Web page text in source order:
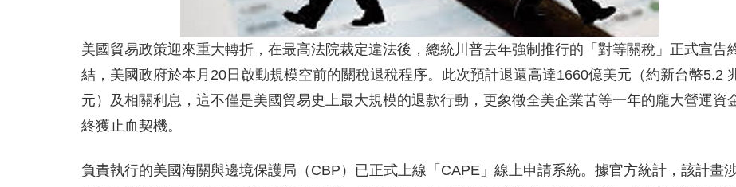
美國貿易政策迎來重大轉折，在最高法院裁定違法後，總統川普去年強制推行的「對等關稅」正式宣告
結，美國政府於本月20日啟動規模空前的關稅退稅程序。此次預計退還高達1660億美元（約新台幣5.2
元）及相關利息，這不僅是美國貿易史上最大規模的退款行動，更象徵全美企業苦等一年的龐大營運資
終獲止血契機。
負責執行的美國海關與邊境保護局（CBP）已正式上線「CAPE」線上申請系統。據官方統計，該計畫